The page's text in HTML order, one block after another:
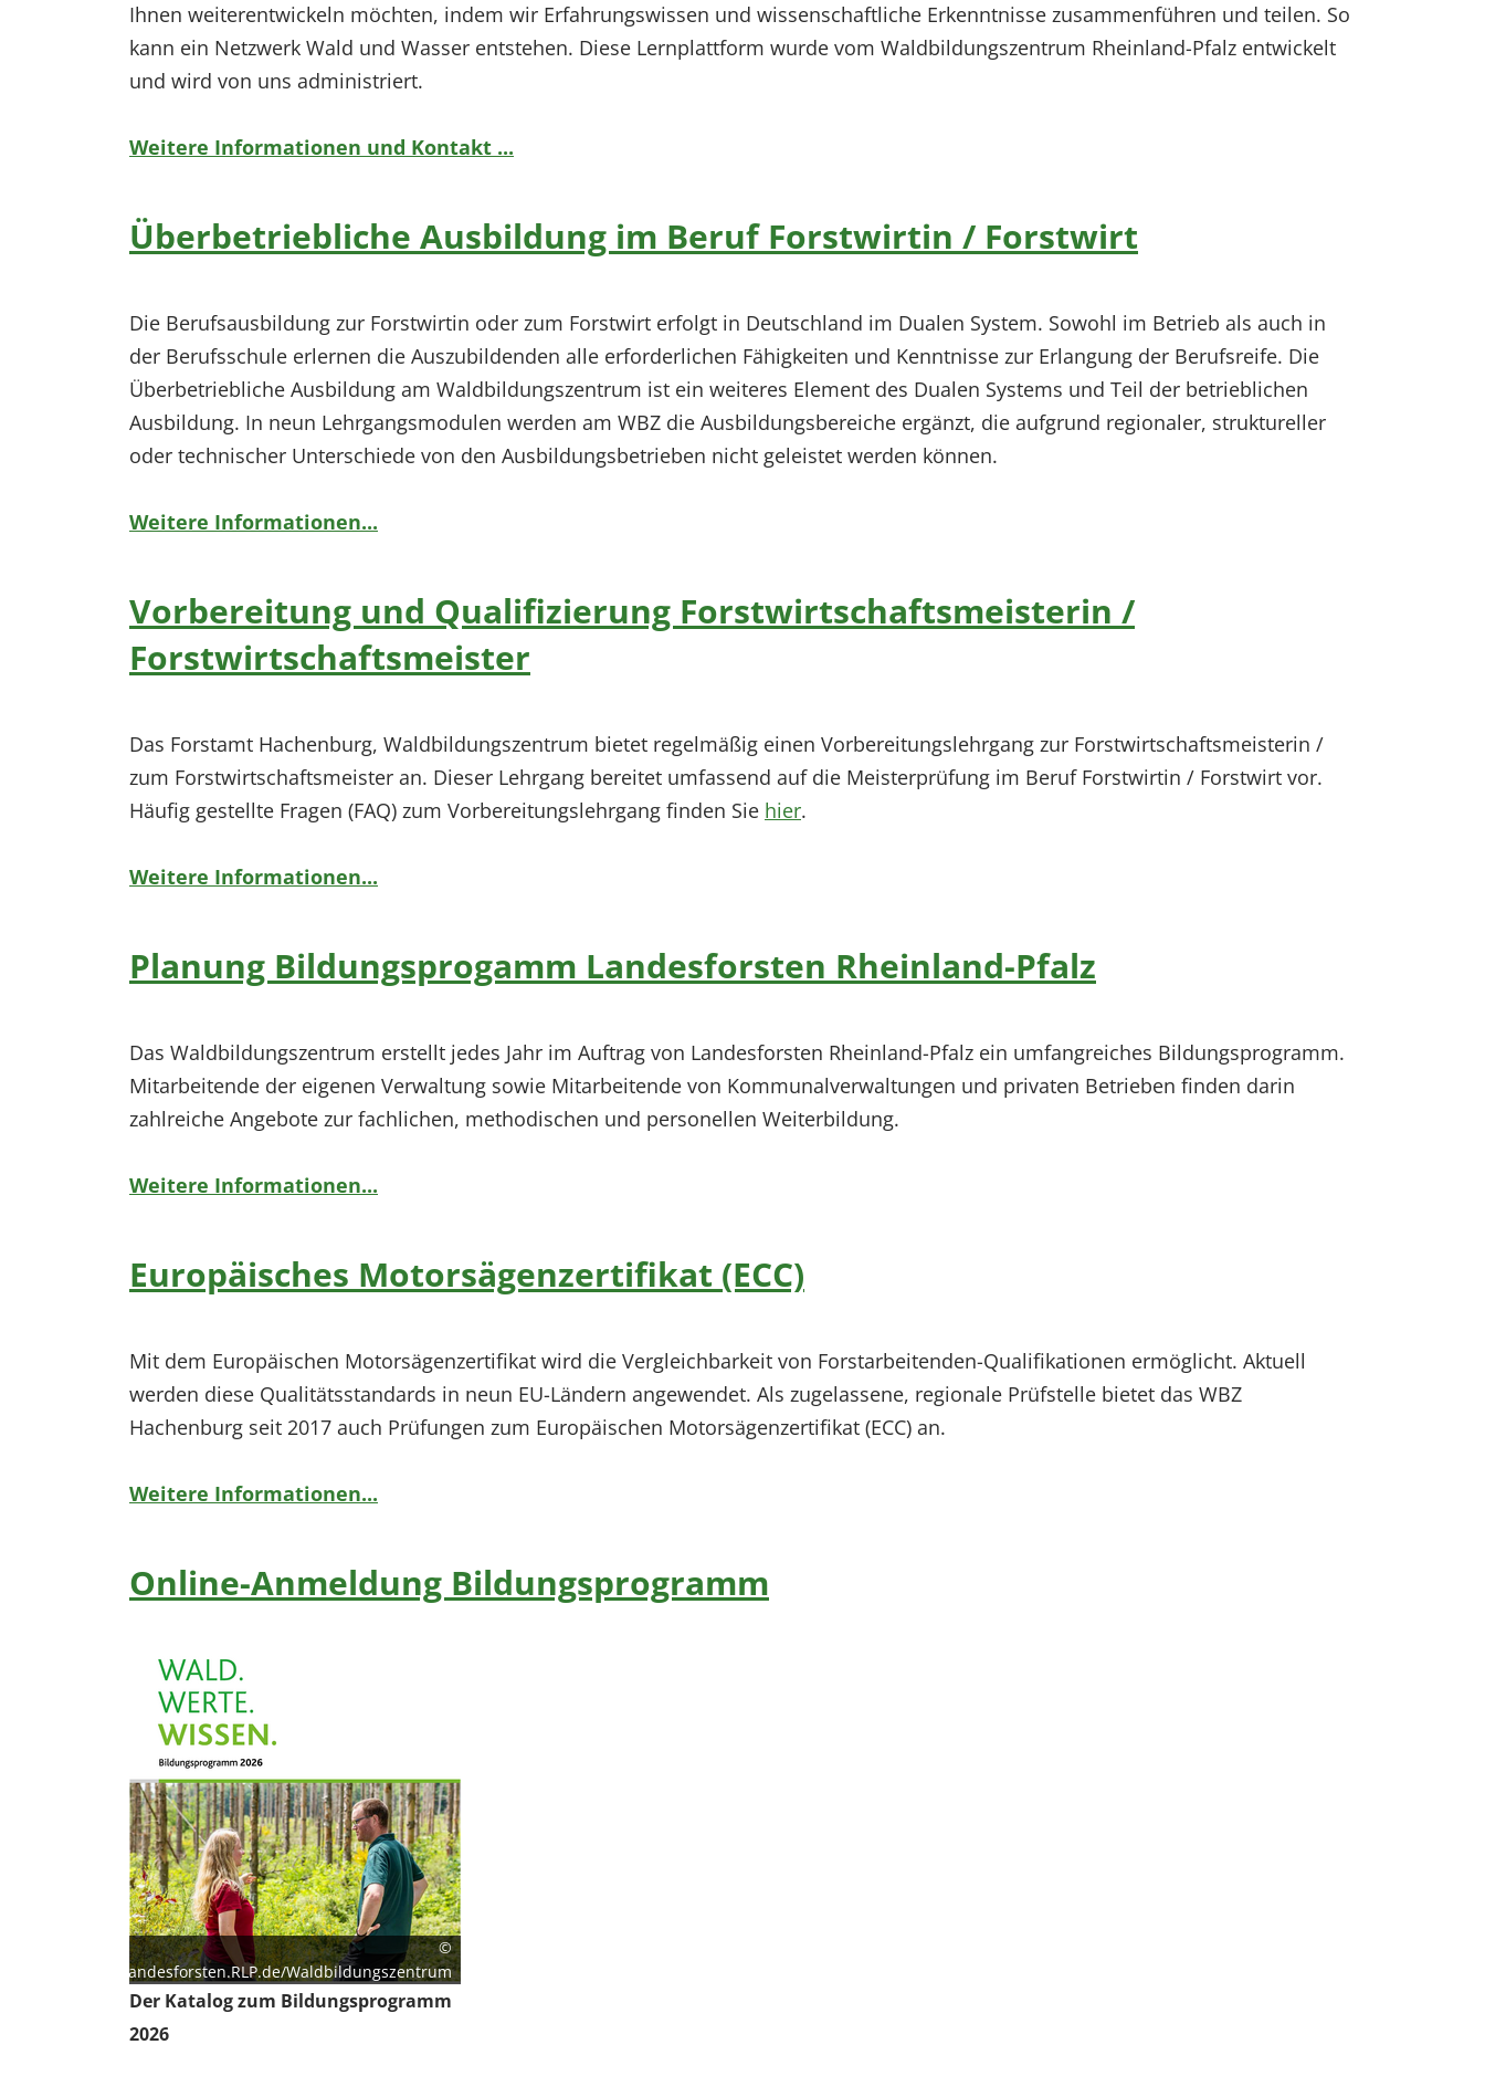
Ihnen weiterentwickeln möchten, indem wir Erfahrungswissen und wissenschaftliche Erkenntnisse zusammenführen und teilen. So
kann ein Netzwerk Wald und Wasser entstehen. Diese Lernplattform wurde vom Waldbildungszentrum Rheinland-Pfalz entwickelt
und wird von uns administriert.
Weitere Informationen und Kontakt ...
Überbetriebliche Ausbildung im Beruf Forstwirtin / Forstwirt
Die Berufsausbildung zur Forstwirtin oder zum Forstwirt erfolgt in Deutschland im Dualen System. Sowohl im Betrieb als auch in
der Berufsschule erlernen die Auszubildenden alle erforderlichen Fähigkeiten und Kenntnisse zur Erlangung der Berufsreife. Die
Überbetriebliche Ausbildung am Waldbildungszentrum ist ein weiteres Element des Dualen Systems und Teil der betrieblichen
Ausbildung. In neun Lehrgangsmodulen werden am WBZ die Ausbildungsbereiche ergänzt, die aufgrund regionaler, struktureller
oder technischer Unterschiede von den Ausbildungsbetrieben nicht geleistet werden können.
Weitere Informationen...
Vorbereitung und Qualifizierung Forstwirtschaftsmeisterin /
Forstwirtschaftsmeister
Das Forstamt Hachenburg, Waldbildungszentrum bietet regelmäßig einen Vorbereitungslehrgang zur Forstwirtschaftsmeisterin /
zum Forstwirtschaftsmeister an. Dieser Lehrgang bereitet umfassend auf die Meisterprüfung im Beruf Forstwirtin / Forstwirt vor.
Häufig gestellte Fragen (FAQ) zum Vorbereitungslehrgang finden Sie hier.
Weitere Informationen...
Planung Bildungsprogamm Landesforsten Rheinland-Pfalz
Das Waldbildungszentrum erstellt jedes Jahr im Auftrag von Landesforsten Rheinland-Pfalz ein umfangreiches Bildungsprogramm.
Mitarbeitende der eigenen Verwaltung sowie Mitarbeitende von Kommunalverwaltungen und privaten Betrieben finden darin
zahlreiche Angebote zur fachlichen, methodischen und personellen Weiterbildung.
Weitere Informationen...
Europäisches Motorsägenzertifikat (ECC)
Mit dem Europäischen Motorsägenzertifikat wird die Vergleichbarkeit von Forstarbeitenden-Qualifikationen ermöglicht. Aktuell
werden diese Qualitätsstandards in neun EU-Ländern angewendet. Als zugelassene, regionale Prüfstelle bietet das WBZ
Hachenburg seit 2017 auch Prüfungen zum Europäischen Motorsägenzertifikat (ECC) an.
Weitere Informationen...
Online-Anmeldung Bildungsprogramm
©
Landesforsten.RLP.de/Waldbildungszentrum
Der Katalog zum Bildungsprogramm
2026